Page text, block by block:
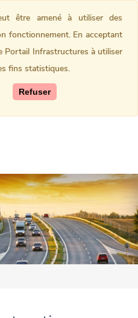
être amené à utiliser des
fonctionnement. En acceptant
Portail Infrastructures à utiliser
fins statistiques.
Refuser